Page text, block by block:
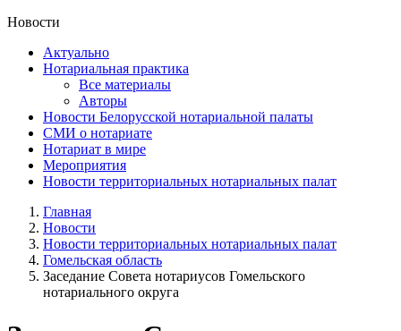
Новости
Актуально
Нотариальная практика
Все материалы
Авторы
Новости Белорусской нотариальной палаты
СМИ о нотариате
Нотариат в мире
Мероприятия
Новости территориальных нотариальных палат
Главная
Новости
Новости территориальных нотариальных палат
Гомельская область
Заседание Совета нотариусов Гомельского
нотариального округа